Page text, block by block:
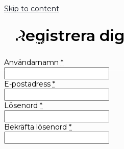
Skip to content
Registrera dig
Användarnamn *
E-postadress *
Lösenord *
Bekräfta lösenord *